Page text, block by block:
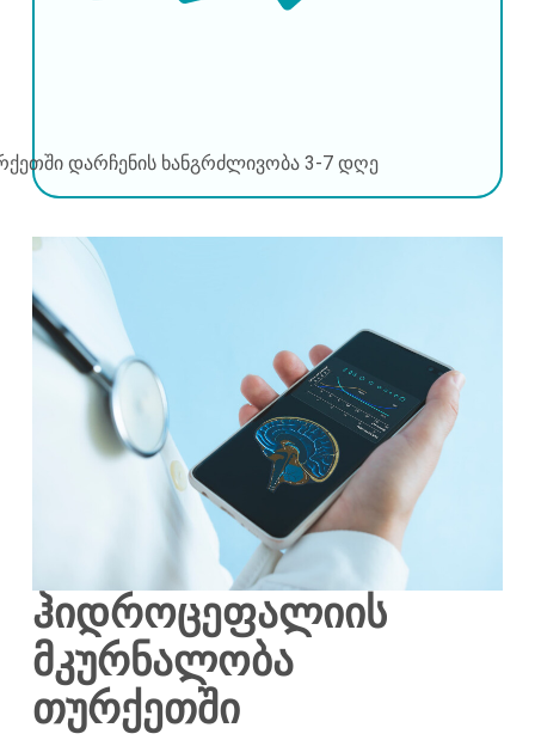
დარჩენის ხანგრძლივობა 3-7 დღე
ჰიდროცეფალიის
მკურნალობა
თურქეთში